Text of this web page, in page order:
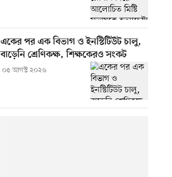
একের পর এক বিভাগ ও ইনস্টিটিউট চালু,
বাড়েনি শ্রেণিকক্ষ, শিক্ষকেরও সংকট
০৫ আগস্ট ২০২৬